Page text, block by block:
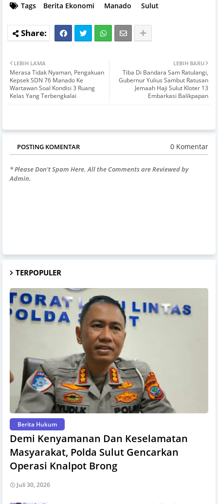
Tags Berita Ekonomi Manado Sulut
LEBIH BARU
Tiba Di Bandara Sam Ratulangi,
Gubernur Yulius Sambut Ratusan
Jemaah Haji Sulut Kloter 13
Embarkasi Balikpapan
LEBIH LAMA
Merasa Tidak Nyaman, Pengakuan
Kepsek SDN 76 Manado Ke
Wartawan Soal Kondisi 3 Ruang
Kelas Yang Terbengkalai
POSTING KOMENTAR 0 Komentar
* Please Don't Spam Here. All the Comments are Reviewed by
Admin.
TERPOPULER
Berita Hukum
Demi Kenyamanan Dan Keselamatan
Masyarakat, Polda Sulut Gencarkan
Operasi Knalpot Brong
Juli 30, 2026